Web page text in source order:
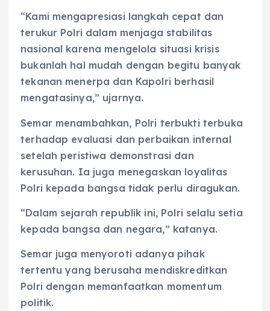
“Kami mengapresiasi langkah cepat dan
terukur Polri dalam menjaga stabilitas
nasional karena mengelola situasi krisis
bukanlah hal mudah dengan begitu banyak
tekanan menerpa dan Kapolri berhasil
mengatasinya,” ujarnya.
Semar menambahkan, Polri terbukti terbuka
terhadap evaluasi dan perbaikan internal
setelah peristiwa demonstrasi dan
kerusuhan. Ia juga menegaskan loyalitas
Polri kepada bangsa tidak perlu diragukan.
“Dalam sejarah republik ini, Polri selalu setia
kepada bangsa dan negara,” katanya.
Semar juga menyoroti adanya pihak
tertentu yang berusaha mendiskreditkan
Polri dengan memanfaatkan momentum
politik.